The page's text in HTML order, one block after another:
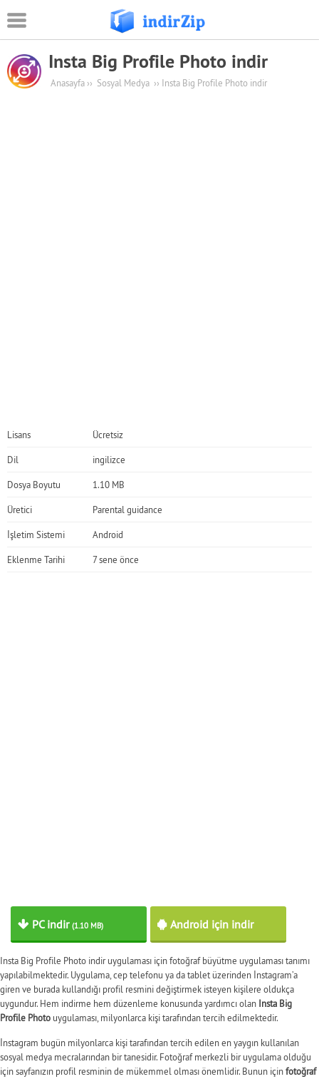
Android
Eğitim
Insta Big Profile Photo indir
Anasayfa ›› Sosyal Medya ›› Insta Big Profile Photo indir
Lisans Ücretsiz
Dil ingilizce
Dosya Boyutu 1.10 MB
Üretici Parental guidance
İşletim Sistemi Android
Eklenme Tarihi 7 sene önce
PC indir (1.10 MB) Android için indir
Insta Big Profile Photo indir uygulaması için fotoğraf büyütme uygulaması tanımı
yapılabilmektedir. Uygulama, cep telefonu ya da tablet üzerinden İnstagram’a
giren ve burada kullandığı profil resmini değiştirmek isteyen kişilere oldukça
uygundur. Hem indirme hem düzenleme konusunda yardımcı olan Insta Big
Profile Photo uygulaması, milyonlarca kişi tarafından tercih edilmektedir.
İnstagram bugün milyonlarca kişi tarafından tercih edilen en yaygın kullanılan
sosyal medya mecralarından bir tanesidir. Fotoğraf merkezli bir uygulama olduğu
için sayfanızın profil resminin de mükemmel olması önemlidir. Bunun içinfotoğraf